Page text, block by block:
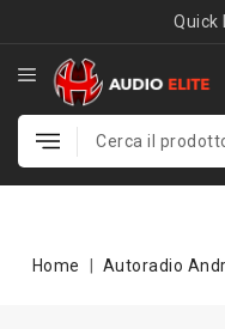
Quick
Home Autoradio